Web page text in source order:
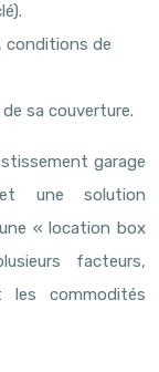
conditions de
sa couverture.
garage
une solution
« location box
facteurs,
commodités